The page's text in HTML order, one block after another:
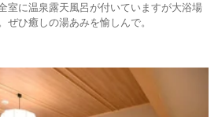
室に温泉露天風呂が付いていますが大浴場
ひ癒しの湯あみを愉しんで。